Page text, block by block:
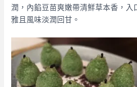
潤，內餡豆苗爽嫩帶清鮮草本香，入
雅且風味淡潤回甘。